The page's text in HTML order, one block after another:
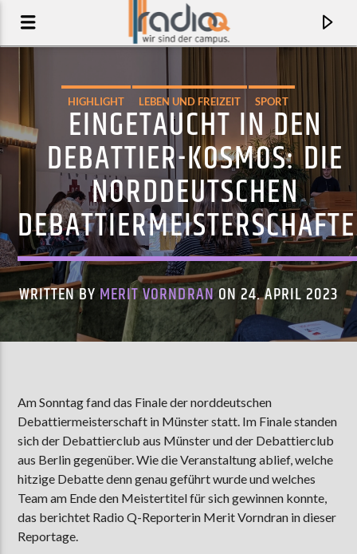
AKTUELLER TRACK
KEINER VON EUCH
APSILON
AKTUELLE SENDUNG
MOEBIUS
00:00 18:00
Münster 90,9 MHz
HIGHLIGHT LEBEN UND FREIZEIT SPORT
UNTERHALTUNG
EINGETAUCHT IN DEN
DEBATTIER-KOSMOS: DIE
NORDDEUTSCHEN
WRITTEN BYMERIT VORNDRANON 24. APRIL 2023
Am Sonntag fand das Finale der norddeutschen
Debattiermeisterschaft in Münster statt. Im Finale standen
sich der Debattierclub aus Münster und der Debattierclub
aus Berlin gegenüber. Wie die Veranstaltung ablief, welche
hitzige Debatte denn genau geführt wurde und welches
Team am Ende den Meistertitel für sich gewinnen konnte,
das berichtet Radio Q-Reporterin Merit Vorndran in dieser
Reportage.